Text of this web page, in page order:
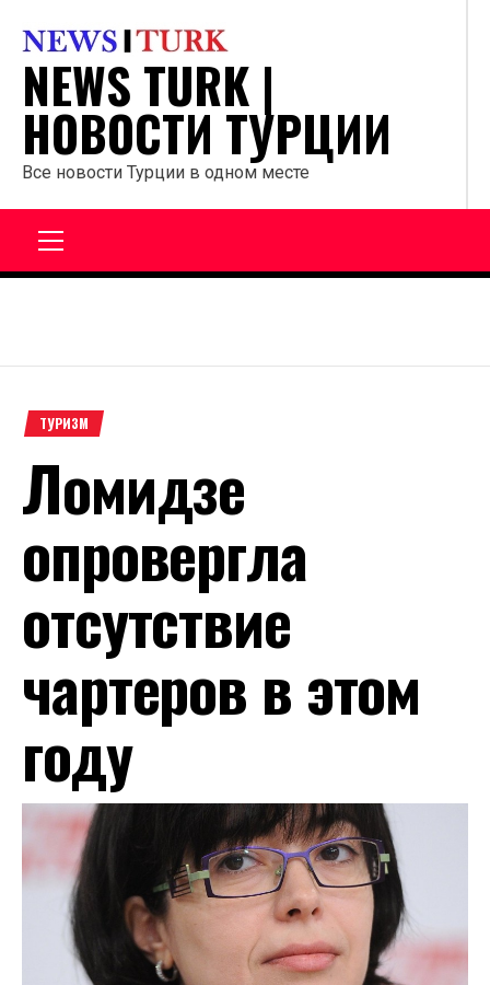
содержанию
NEWS TURK |
НОВОСТИ ТУРЦИИ
Все новости Турции в одном месте
ТУРИЗМ
Ломидзе
опровергла
отсутствие
чартеров в этом
году